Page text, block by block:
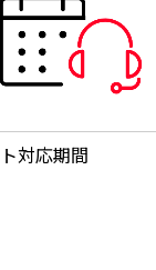
対応期間